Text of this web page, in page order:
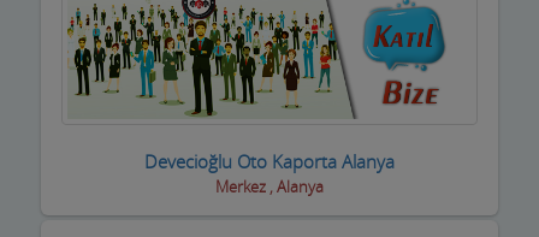
Devecioğlu Oto Kaporta Alanya
Merkez , Alanya